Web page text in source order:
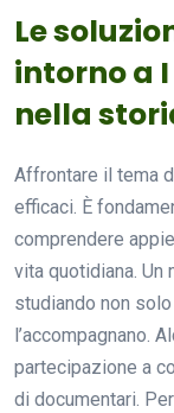
Le
intorno a
nella
Affrontare il tema
efficaci. È
comprendere
vita quotidiana. Un
studiando non
l’accompagnano.
partecipazione a
di documentari.